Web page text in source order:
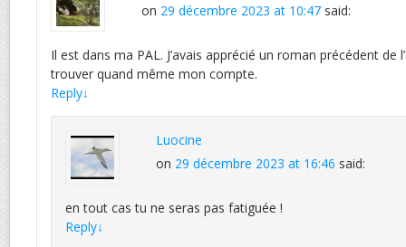
on 29 décembre 2023 at 10:47 said:
Il est dans ma PAL. J’avais apprécié un roman précédent de
trouver quand même mon compte.
Reply↓
Luocine
on 29 décembre 2023 at 16:46 said:
en tout cas tu ne seras pas fatiguée !
Reply↓